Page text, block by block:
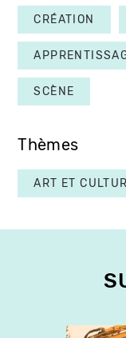
CRÉATION
SCÈNE
Thèmes
ART ET